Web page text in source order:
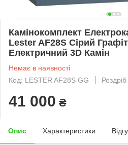
Камінокомплект
Lester AF28S Сірий
Електричний 3D Камін
Немає в наявності
Код: LESTER AF28S GG
Роздріб
41 000 ₴
Опис Характеристики